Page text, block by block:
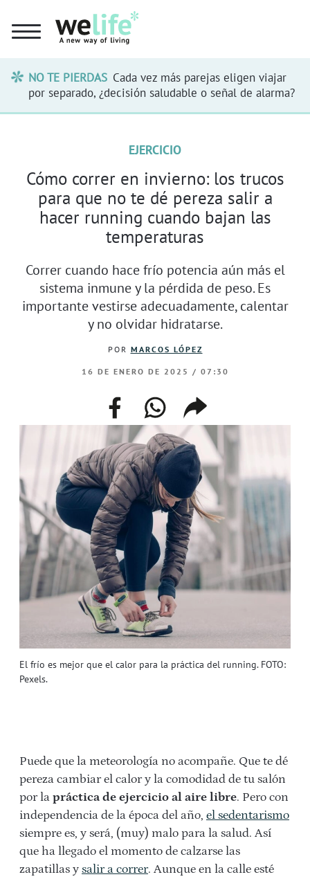
NO TE PIERDAS Cada vez más parejas eligen viajar
por separado, ¿decisión saludable o señal de alarma?
El frío es mejor que el calor para la práctica del running. FOTO:
Pexels.
EJERCICIO
Cómo correr en invierno: los trucos
para que no te dé pereza salir a
hacer running cuando bajan las
temperaturas
Correr cuando hace frío potencia aún más el
sistema inmune y la pérdida de peso. Es
importante vestirse adecuadamente, calentar
y no olvidar hidratarse.
POR MARCOS LÓPEZ
16 DE ENERO DE 2025 / 07:30
facebookwhatsappcompartir
enlace
Puede que la meteorología no acompañe. Que te dé
pereza cambiar el calor y la comodidad de tu salón
por la práctica de ejercicio al aire libre. Pero con
independencia de la época del año, el sedentarismo
siempre es, y será, (muy) malo para la salud. Así
que ha llegado el momento de calzarse las
zapatillas y salir a correr. Aunque en la calle esté